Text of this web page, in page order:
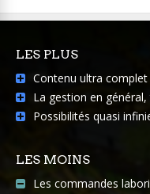
LES PLUS
Contenu ultra complet
La gestion en
Possibilités quasi
LES MOINS
Les commandes